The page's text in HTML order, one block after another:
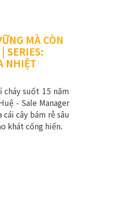
MÀ CÒN
SERIES:
NHIỆT
suốt 15 năm
- Sale Manager
cây bám rễ sâu
khát cống hiến.